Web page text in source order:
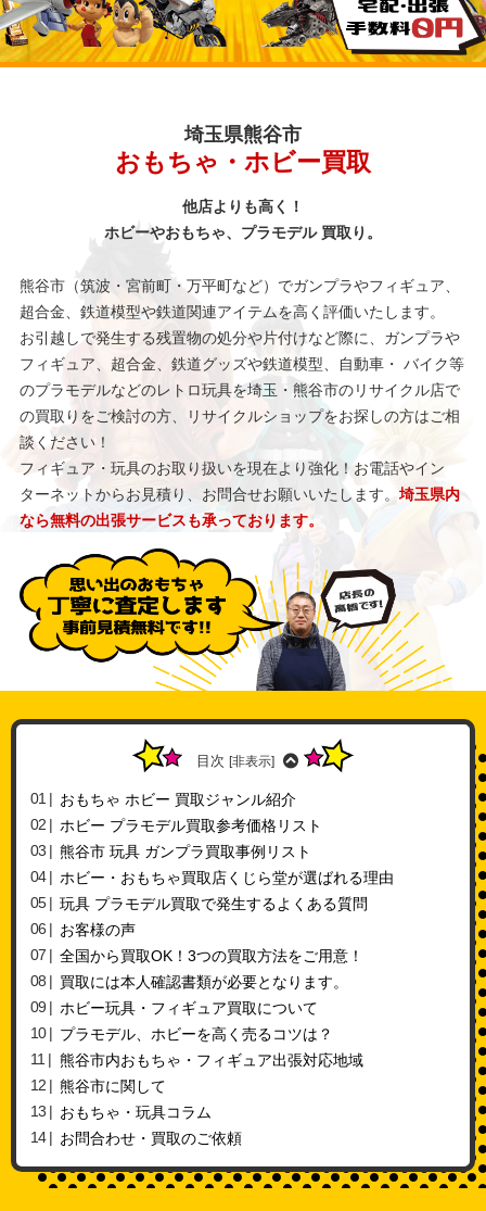
埼玉県熊谷市
おもちゃ・ホビー買取
他店よりも高く！
ホビーやおもちゃ、プラモデル 買取り。
熊谷市（筑波・宮前町・万平町など）でガンプラやフィギュア、
超合金、鉄道模型や鉄道関連アイテムを高く評価いたします。
お引越しで発生する残置物の処分や片付けなど際に、ガンプラや
フィギュア、超合金、鉄道グッズや鉄道模型、自動車・ バイク等
のプラモデルなどのレトロ玩具を埼玉・熊谷市のリサイクル店で
の買取りをご検討の方、リサイクルショップをお探しの方はご相
談ください！
フィギュア・玩具のお取り扱いを現在より強化！お電話やイン
ターネットからお見積り、お問合せお願いいたします。埼玉県内
なら無料の出張サービスも承っております。
目次 [非表示]
おもちゃ ホビー 買取ジャンル紹介
ホビー プラモデル買取参考価格リスト
熊谷市 玩具 ガンプラ買取事例リスト
ホビー・おもちゃ買取店くじら堂が選ばれる理由
玩具 プラモデル買取で発生するよくある質問
お客様の声
全国から買取OK！3つの買取方法をご用意！
買取には本人確認書類が必要となります。
ホビー玩具・フィギュア買取について
プラモデル、ホビーを高く売るコツは？
熊谷市内おもちゃ・フィギュア出張対応地域
熊谷市に関して
おもちゃ・玩具コラム
お問合わせ・買取のご依頼